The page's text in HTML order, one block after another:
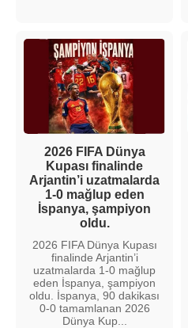
2026 FIFA Dünya
Kupası finalinde
Arjantin’i uzatmalarda
1-0 mağlup eden
İspanya, şampiyon
oldu.
2026 FIFA Dünya Kupası
finalinde Arjantin’i
uzatmalarda 1-0 mağlup
eden İspanya, şampiyon
oldu. İspanya, 90 dakikası
0-0 tamamlanan 2026
Dünya Kup...